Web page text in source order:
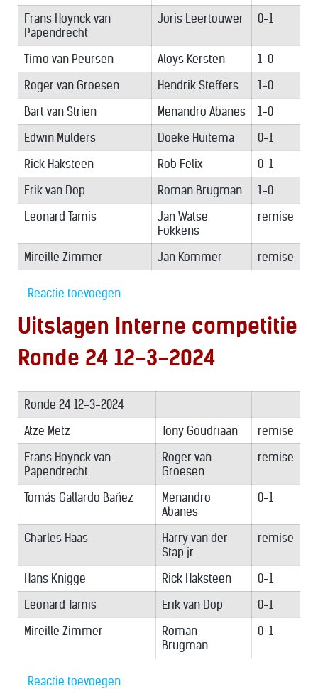
Frans Hoynck van
Papendrecht
Joris Leertouwer 0-1
Timo van Peursen Aloys Kersten
1-0
Roger van Groesen
Hendrik Steffers
1-0
Bart van Strien
Menandro Abanes
1-0
Edwin Mulders
Doeke Huitema
0-1
Rick Haksteen
Rob Felix
0-1
Erik van Dop
Roman Brugman
1-0
Leonard Tamis
Jan Watse
Fokkens
remise
Mireille Zimmer Jan Kommer remise
Reactie toevoegen
Uitslagen Interne competitie
Ronde 24 12-3-2024
Ronde 24 12-3-2024
Atze Metz
Tony Goudriaan
remise
Frans Hoynck van
Papendrecht
Roger van
Groesen
remise
Tomás Gallardo Bañez
Menandro
Abanes
0-1
Charles Haas
Harry van der
Stap jr.
remise
Hans Knigge Rick Haksteen
0-1
Leonard Tamis
Erik van Dop
0-1
Mireille Zimmer
Roman
Brugman
0-1
Reactie toevoegen